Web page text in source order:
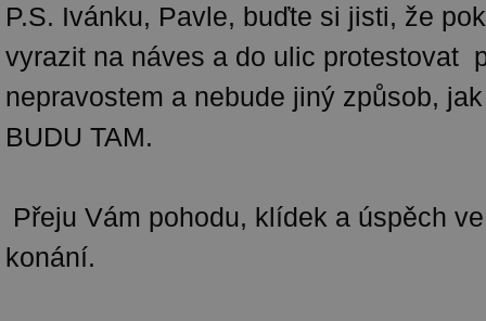
P.S. Ivánku, Pavle, buďte si jisti, že
vyrazit na náves a do ulic protestovat
nepravostem a nebude jiný způsob,
BUDU TAM.
Přeju Vám pohodu, klídek a úspěch
konání.